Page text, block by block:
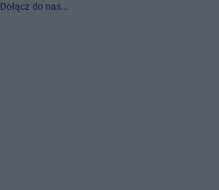
Dołącz do nas…